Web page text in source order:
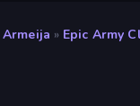
Armeija » Epic Army